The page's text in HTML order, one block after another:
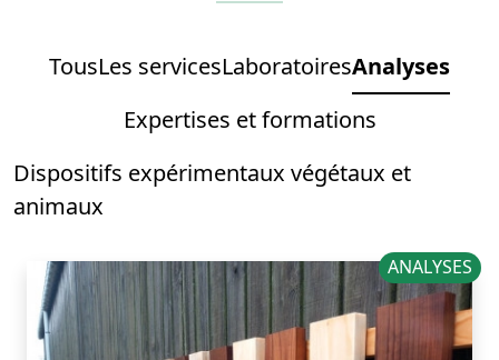
TousLes servicesLaboratoiresAnalyses
Expertises et formations
Dispositifs expérimentaux végétaux et
animaux
ANALYSES